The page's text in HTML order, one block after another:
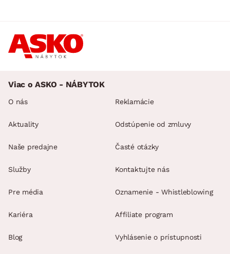
Viac o ASKO - NÁBYTOK
O nás
Aktuality
Naše predajne
Služby
Pre média
Kariéra
Blog
Reklamácie
Odstúpenie od zmluvy
Časté otázky
Kontaktujte nás
Oznamenie - Whistleblowing
Affiliate program
Vyhlásenie o prístupnosti